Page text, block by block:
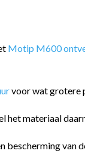
Motip M600
voor wat grotere
het materiaal
bescherming